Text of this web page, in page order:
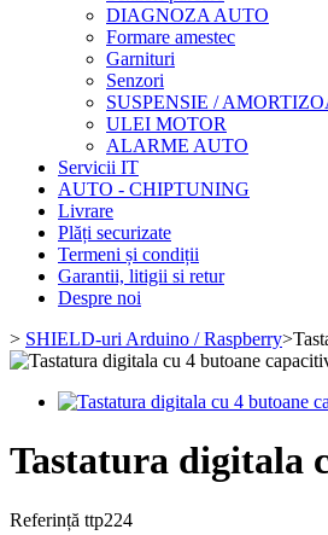
DIAGNOZA AUTO
Formare amestec
Garnituri
Senzori
SUSPENSIE /
ULEI MOTOR
ALARME AUTO
Servicii IT
AUTO - CHIPTUNING
Livrare
Plăți securizate
Termeni și condiții
Garantii, litigii si retur
Despre noi
> SHIELD-uri Arduino / Raspberry>
Tastatura digitala
Referință ttp224